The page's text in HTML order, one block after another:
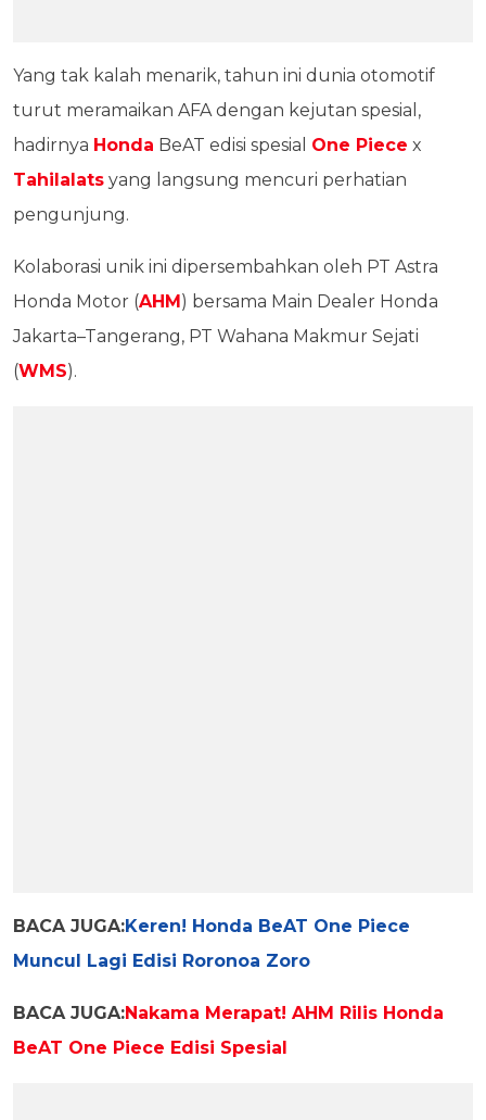
Yang tak kalah menarik, tahun ini dunia otomotif
turut meramaikan AFA dengan kejutan spesial,
hadirnya Honda BeAT edisi spesial One Piece x
Tahilalats yang langsung mencuri perhatian
pengunjung.
Kolaborasi unik ini dipersembahkan oleh PT Astra
Honda Motor (AHM) bersama Main Dealer Honda
Jakarta–Tangerang, PT Wahana Makmur Sejati
(WMS).
BACA JUGA:Keren! Honda BeAT One Piece
Muncul Lagi Edisi Roronoa Zoro
BACA JUGA:Nakama Merapat! AHM Rilis Honda
BeAT One Piece Edisi Spesial